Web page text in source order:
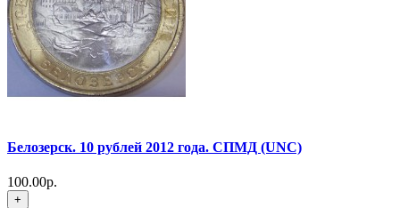
Белозерск. 10 рублей 2012 года. СПМД (UNC)
100.00р.
+